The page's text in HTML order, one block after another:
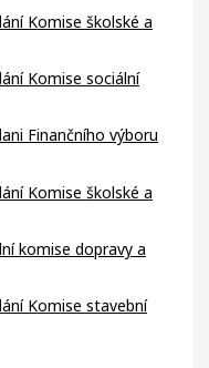
Komise školské a
Komise sociální
Finančního výboru
Komise školské a
komise dopravy a
Komise stavební